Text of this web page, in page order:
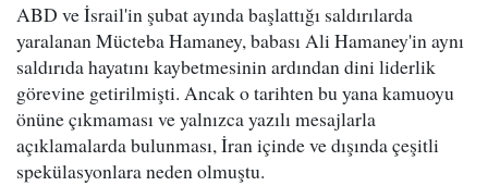
ABD ve İsrail'in şubat ayında başlattığı saldırılarda
yaralanan Mücteba Hamaney, babası Ali Hamaney'in aynı
saldırıda hayatını kaybetmesinin ardından dini liderlik
görevine getirilmişti. Ancak o tarihten bu yana kamuoyu
önüne çıkmaması ve yalnızca yazılı mesajlarla
açıklamalarda bulunması, İran içinde ve dışında çeşitli
spekülasyonlara neden olmuştu.